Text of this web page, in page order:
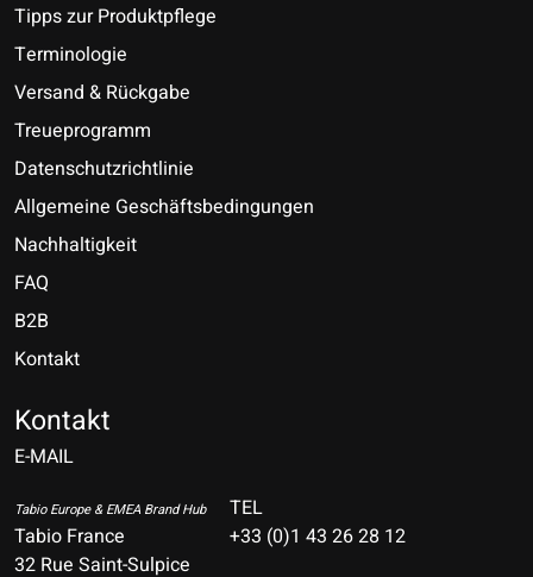
Tipps zur Produktpflege
Terminologie
Versand & Rückgabe
Treueprogramm
Datenschutzrichtlinie
Allgemeine Geschäftsbedingungen
Nachhaltigkeit
FAQ
B2B
Kontakt
Kontakt
E-MAIL
Tabio Europe & EMEA Brand Hub
Tabio France
32 Rue Saint-Sulpice
TEL
+33 (0)1 43 26 28 12